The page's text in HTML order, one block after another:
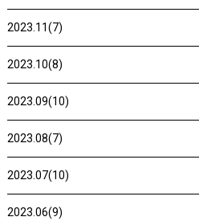
2023.11(7)
2023.10(8)
2023.09(10)
2023.08(7)
2023.07(10)
2023.06(9)